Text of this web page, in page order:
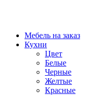
Мебель на заказ
Кухни
Цвет
Белые
Черные
Желтые
Красные